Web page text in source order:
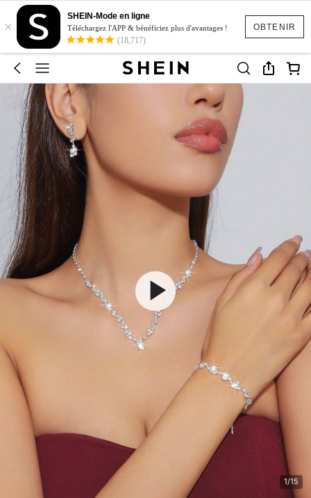
OBTENIR
×
SHEIN-Mode en ligne
Téléchargez l'APP & bénéficiez plus d'avantages !
(18,717)
1/15